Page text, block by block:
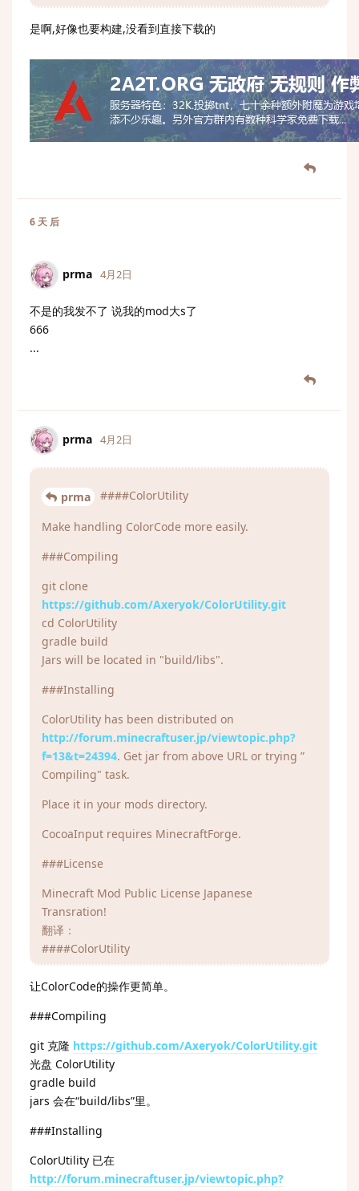
是啊,好像也要构建,没看到直接下载的
6 天 后
prma 4月2日
不是的我发不了 说我的mod大s了
666
...
prma 4月2日
prma ####ColorUtility
Make handling ColorCode more easily.
###Compiling
git clone
https://github.com/Axeryok/ColorUtility.git
cd ColorUtility
gradle build
Jars will be located in "build/libs".
###Installing
ColorUtility has been distributed on
http://forum.minecraftuser.jp/viewtopic.php?
f=13&t=24394. Get jar from above URL or trying ”
Compiling" task.
Place it in your mods directory.
CocoaInput requires MinecraftForge.
###License
Minecraft Mod Public License Japanese
Transration!
翻译：
####ColorUtility
让ColorCode的操作更简单。
###Compiling
git 克隆 https://github.com/Axeryok/ColorUtility.git
光盘 ColorUtility
gradle build
jars 会在“build/libs”里。
###Installing
ColorUtility 已在
http://forum.minecraftuser.jp/viewtopic.php?